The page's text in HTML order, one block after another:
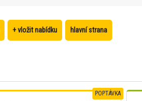
+ vložit nabídku hlavní strana
POPTÁVKA